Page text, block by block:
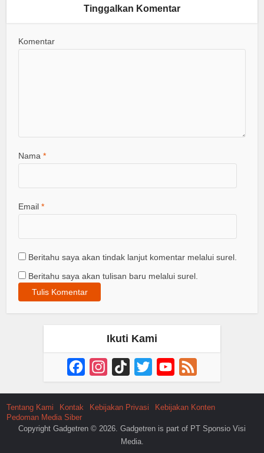
Tinggalkan Komentar
Komentar
Nama*
Email*
Beritahu saya akan tindak lanjut komentar melalui surel.
Beritahu saya akan tulisan baru melalui surel.
Ikuti Kami
FacebookInstagram
TikTok Twitter YouTube
Channel
Tentang Kami Kontak Kebijakan Privasi
Kebijakan Konten
Pedoman Media Siber
Copyright Gadgetren © 2026. Gadgetren is part of PT Sponsio Visi
Media.